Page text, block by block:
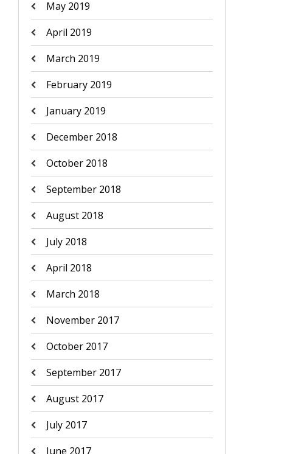
May 2019
April 2019
March 2019
February 2019
January 2019
December 2018
October 2018
September 2018
August 2018
July 2018
April 2018
March 2018
November 2017
October 2017
September 2017
August 2017
July 2017
June 2017